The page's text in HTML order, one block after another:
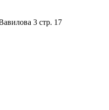
3 стр. 17